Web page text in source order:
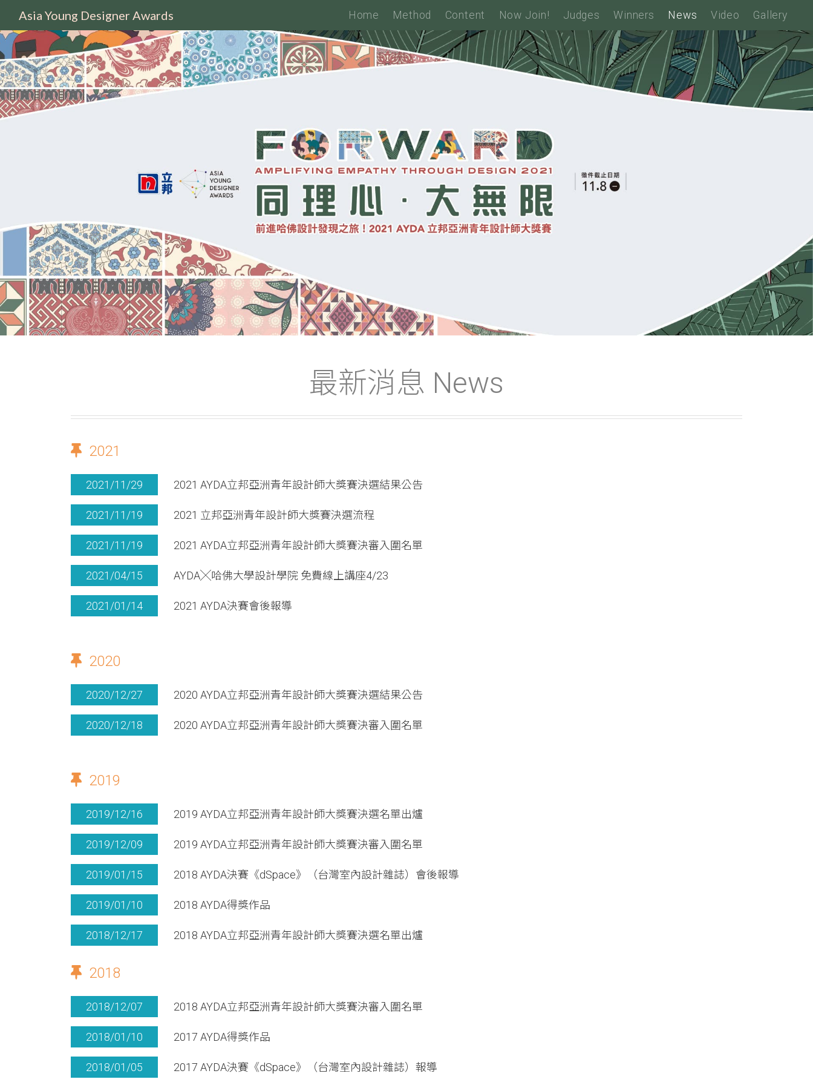
Asia Young Designer Awards Home Method Content Now Join! Judges Winners News Video Gallery
最新消息 News
2021
2021/11/29 2021 AYDA立邦亞洲青年設計師大獎賽決選結果公告
2021/11/19 2021 立邦亞洲青年設計師大獎賽決選流程
2021/11/19 2021 AYDA立邦亞洲青年設計師大獎賽決審入圍名單
2021/04/15 AYDA╳哈佛大學設計學院 免費線上講座4/23
2021/01/14 2021 AYDA決賽會後報導
2020
2020/12/27 2020 AYDA立邦亞洲青年設計師大獎賽決選結果公告
2020/12/18 2020 AYDA立邦亞洲青年設計師大獎賽決審入圍名單
2019
2019/12/16 2019 AYDA立邦亞洲青年設計師大獎賽決選名單出爐
2019/12/09 2019 AYDA立邦亞洲青年設計師大獎賽決審入圍名單
2019/01/15 2018 AYDA決賽《dSpace》（台灣室內設計雜誌）會後報導
2019/01/10 2018 AYDA得獎作品
2018/12/17 2018 AYDA立邦亞洲青年設計師大獎賽決選名單出爐
2018
2018/12/07 2018 AYDA立邦亞洲青年設計師大獎賽決審入圍名單
2018/01/10 2017 AYDA得獎作品
2018/01/05 2017 AYDA決賽《dSpace》（台灣室內設計雜誌）報導